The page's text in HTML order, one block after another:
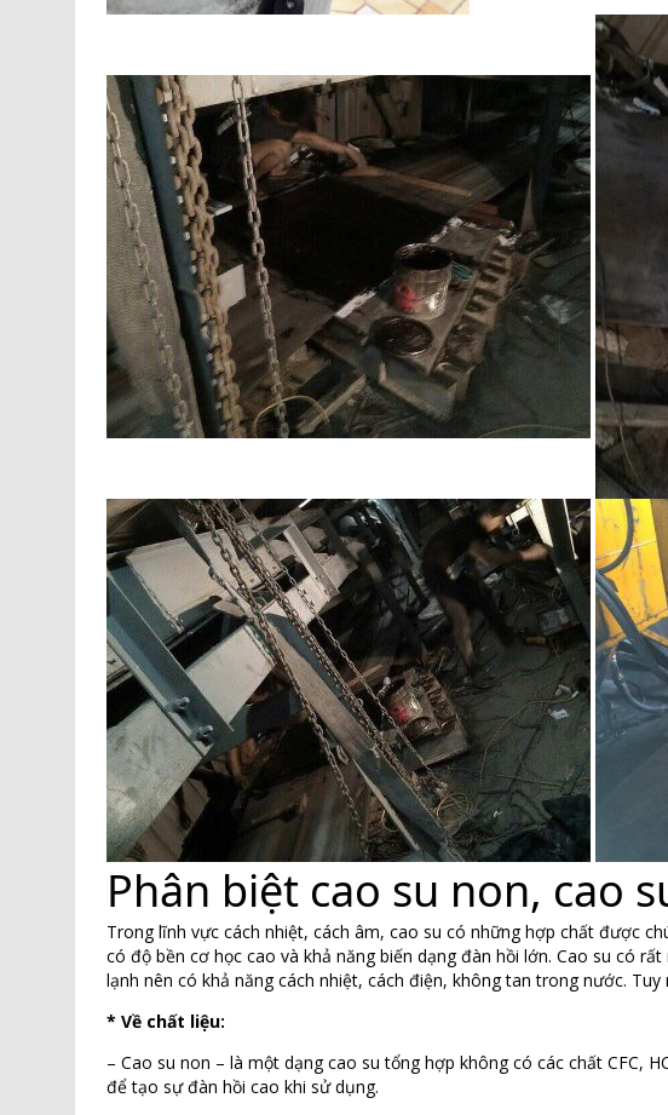
Phân biệt cao su non, cao
Trong lĩnh vực cách nhiệt, cách âm, cao su có những hợp chất được
có độ bền cơ học cao và khả năng biến dạng đàn hồi lớn. Cao su có
lạnh nên có khả năng cách nhiệt, cách điện, không tan trong nước.
* Về chất liệu:
– Cao su non – là một dạng cao su tổng hợp không có các chất CFC,
để tạo sự đàn hồi cao khi sử dụng.